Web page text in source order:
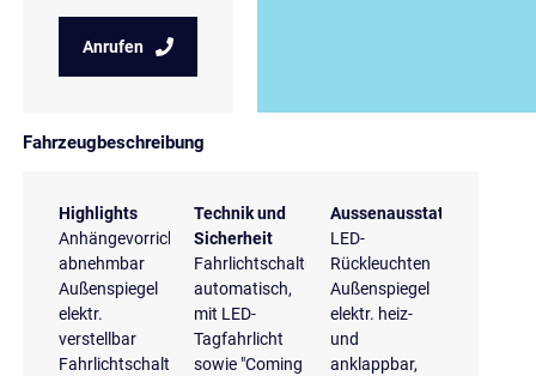
Anrufen
Fahrzeugbeschreibung
Highlights
Anhängevorrichtung
abnehmbar
Außenspiegel
elektr.
verstellbar
Fahrlichtschaltung
Technik und
Sicherheit
Fahrlichtschaltung
automatisch,
mit LED-
Tagfahrlicht
sowie "Coming
Aussenausstattung
LED-
Rückleuchten
Außenspiegel
elektr. heiz-
und
anklappbar,